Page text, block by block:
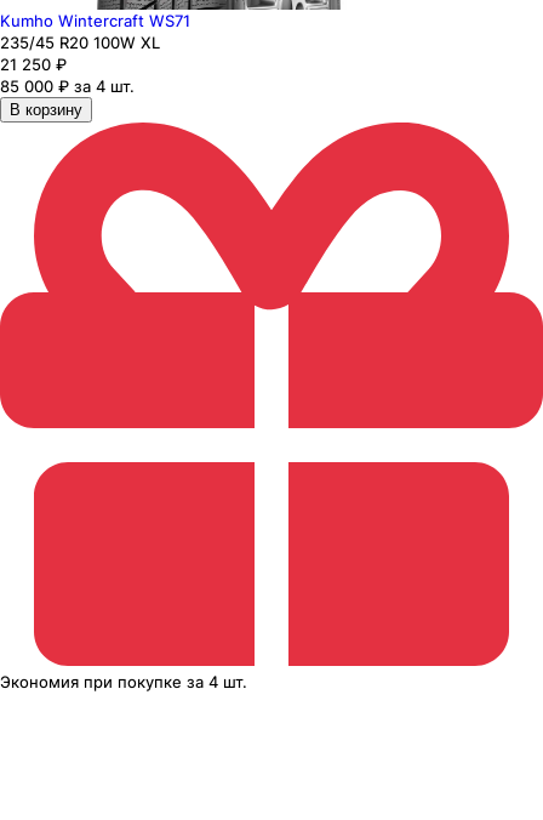
Kumho Wintercraft WS71
235/45 R20 100W XL
21 250 ₽
85 000 ₽ за 4 шт.
В корзину
Экономия при покупке за 4 шт.